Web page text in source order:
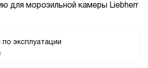
для морозильной камеры Liebherr
по эксплуатации